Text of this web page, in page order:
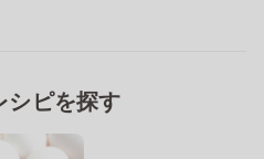
シピを探す